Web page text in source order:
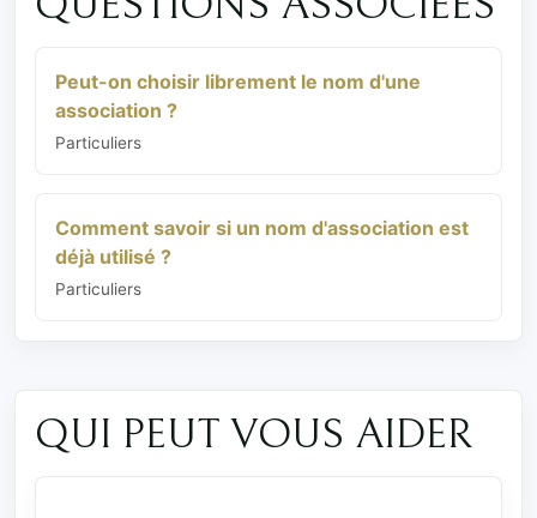
Peut-on choisir librement le nom d'une
association ?
Particuliers
Comment savoir si un nom d'association est
déjà utilisé ?
Particuliers
QUI PEUT VOUS AIDER